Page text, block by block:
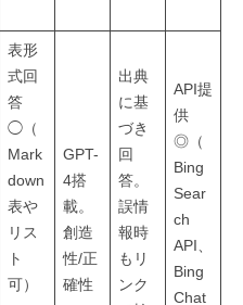
表形
式回
答
◯（
Mark
down
表や
リス
ト
可）
GPT-
4搭
載。
創造
性/正
確性
出典
に基
づき
回
答。
誤情
報時
もリ
ンク
API提
供
◎（
Bing
Sear
ch
API、
Bing
Chat